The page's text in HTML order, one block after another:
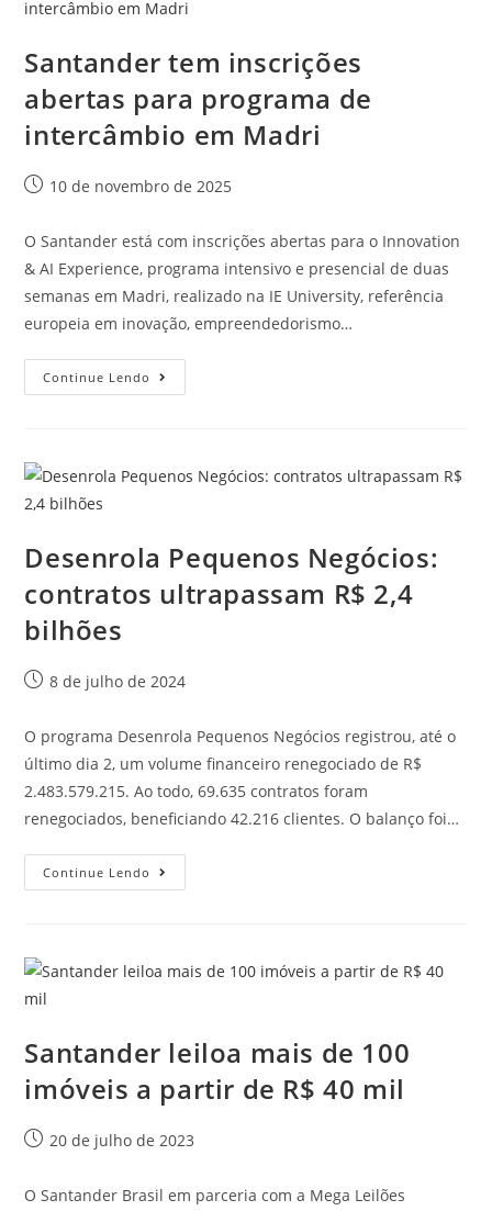
Santander tem inscrições
abertas para programa de
intercâmbio em Madri
10 de novembro de 2025
O Santander está com inscrições abertas para o Innovation
& AI Experience, programa intensivo e presencial de duas
semanas em Madri, realizado na IE University, referência
europeia em inovação, empreendedorismo…
Continue Lendo
Desenrola Pequenos Negócios:
contratos ultrapassam R$ 2,4
bilhões
8 de julho de 2024
O programa Desenrola Pequenos Negócios registrou, até o
último dia 2, um volume financeiro renegociado de R$
2.483.579.215. Ao todo, 69.635 contratos foram
renegociados, beneficiando 42.216 clientes. O balanço foi…
Continue Lendo
Santander leiloa mais de 100
imóveis a partir de R$ 40 mil
20 de julho de 2023
O Santander Brasil em parceria com a Mega Leilões